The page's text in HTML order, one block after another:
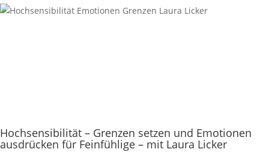
Hochsensibilität – Grenzen setzen und Emotionen
ausdrücken für Feinfühlige – mit Laura Licker